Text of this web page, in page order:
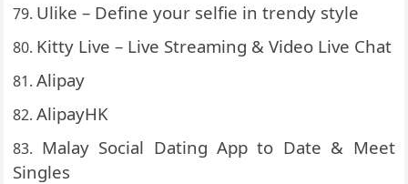
Ulike – Define your selfie in trendy style
Kitty Live – Live Streaming & Video Live Chat
Alipay
AlipayHK
Malay Social Dating App to Date & Meet
Singles